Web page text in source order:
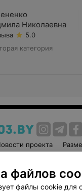
Николаевна
5.0
категория
проекта
соглашение
Вакансии
Партнеры
файлов
файлы cookie для